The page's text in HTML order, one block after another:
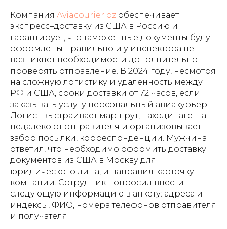
Компания Aviacourier.bz обеспечивает
экспресс–доставку из США в Россию и
гарантирует, что таможенные документы будут
оформлены правильно и у инспектора не
возникнет необходимости дополнительно
проверять отправление. В 2024 году, несмотря
на сложную логистику и удаленность между
РФ и США, сроки доставки от 72 часов, если
заказывать услугу персональный авиакурьер.
Логист выстраивает маршрут, находит агента
недалеко от отправителя и организовывает
забор посылки, корреспонденции. Мужчина
ответил, что необходимо оформить доставку
документов из США в Москву для
юридического лица, и направил карточку
компании. Сотрудник попросил внести
следующую информацию в анкету: адреса и
индексы, ФИО, номера телефонов отправителя
и получателя.